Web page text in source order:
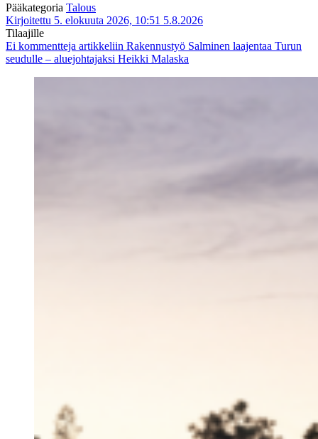
Pääkategoria Talous
Kirjoitettu 5. elokuuta 2026, 10:51 5.8.2026
Tilaajille
Ei kommentteja artikkeliin Rakennustyö Salminen laajentaa Turun
seudulle – aluejohtajaksi Heikki Malaska